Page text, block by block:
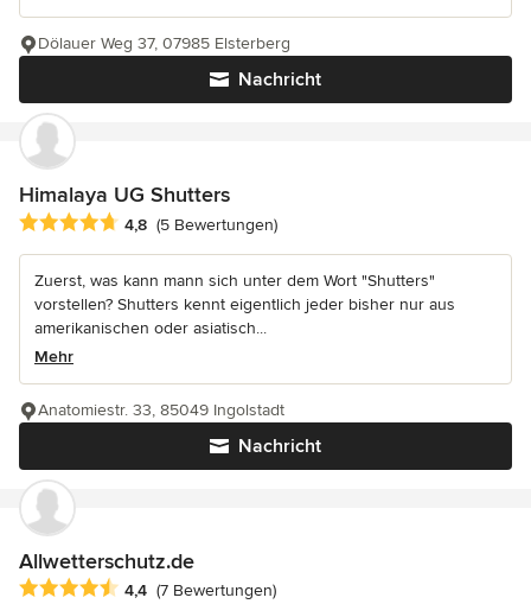
Nachricht
Dölauer Weg 37, 07985 Elsterberg
Himalaya UG Shutters
Durchschnittliche Bewertung: 4.8 von 5 Sternen
4,8 (5 Bewertungen)
Zuerst, was kann mann sich unter dem Wort "Shutters"
vorstellen? Shutters kennt eigentlich jeder bisher nur aus
amerikanischen oder asiatisch...
Mehr
Nachricht
Anatomiestr. 33, 85049 Ingolstadt
Allwetterschutz.de
Durchschnittliche Bewertung: 4.4 von 5 Sternen
4,4 (7 Bewertungen)